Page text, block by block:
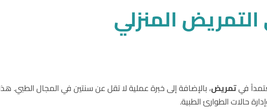
المنزلي
فيتمريض، بالإضافة إلى خبرة عملية لا تقل عن سنتين في المجال الطبي.
حالات الطوارئ الطبية.